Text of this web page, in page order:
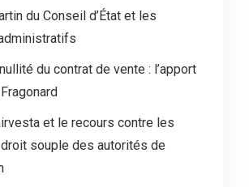
du Conseil d’État et les
du contrat de vente : l’apport
et le recours contre les
souple des autorités de